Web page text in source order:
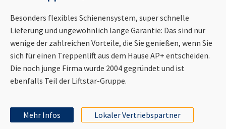
Besonders flexibles Schienensystem, super schnelle
Lieferung und ungewöhnlich lange Garantie: Das sind nur
wenige der zahlreichen Vorteile, die Sie genießen, wenn Sie
sich für einen Treppenlift aus dem Hause AP+ entscheiden.
Die noch junge Firma wurde 2004 gegründet und ist
ebenfalls Teil der Liftstar-Gruppe.
Mehr Infos Lokaler Vertriebspartner